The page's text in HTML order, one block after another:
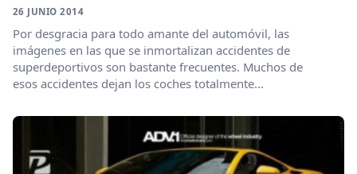
26 JUNIO 2014
Por desgracia para todo amante del automóvil, las
imágenes en las que se inmortalizan accidentes de
superdeportivos son bastante frecuentes. Muchos de
esos accidentes dejan los coches totalmente...